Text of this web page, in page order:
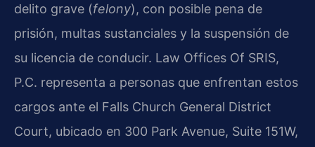
delito grave (felony), con posible pena de
prisión, multas sustanciales y la suspensión de
su licencia de conducir. Law Offices Of SRIS,
P.C. representa a personas que enfrentan estos
cargos ante el Falls Church General District
Court, ubicado en 300 Park Avenue, Suite 151W,